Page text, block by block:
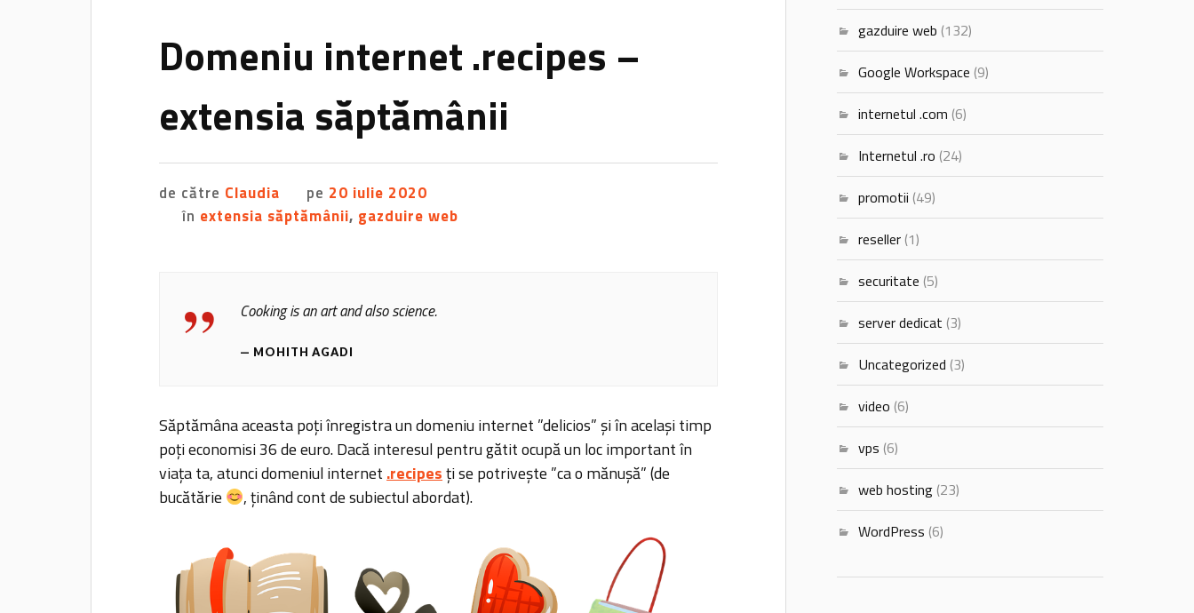
Domeniu internet .recipes –
extensia săptămânii
de către Claudia pe 20 iulie 2020
în extensia săptămânii, gazduire web
Cooking is an art and also science.
MOHITH AGADI
Săptămâna aceasta poți înregistra un domeniu internet ”delicios” și în același timp
poți economisi 36 de euro. Dacă interesul pentru gătit ocupă un loc important în
viața ta, atunci domeniul internet .recipesți se potrivește ”ca o mănușă” (de
bucătărie
, ținând cont de subiectul abordat).
gazduire web (132)
Google Workspace (9)
internetul .com (6)
Internetul .ro (24)
promotii (49)
reseller (1)
securitate (5)
server dedicat (3)
Uncategorized (3)
video (6)
vps (6)
web hosting (23)
WordPress (6)